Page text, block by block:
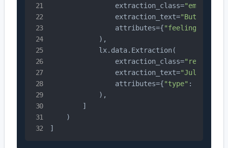
                extraction_class=
"emotion"
                extraction_text=
"But soft!"
                attributes={
"feeling"
            ),
            lx.data.Extraction(
                extraction_class=
                extraction_text=
"Juliet is
                attributes={
"type" :
            ),
        ]
    )
]